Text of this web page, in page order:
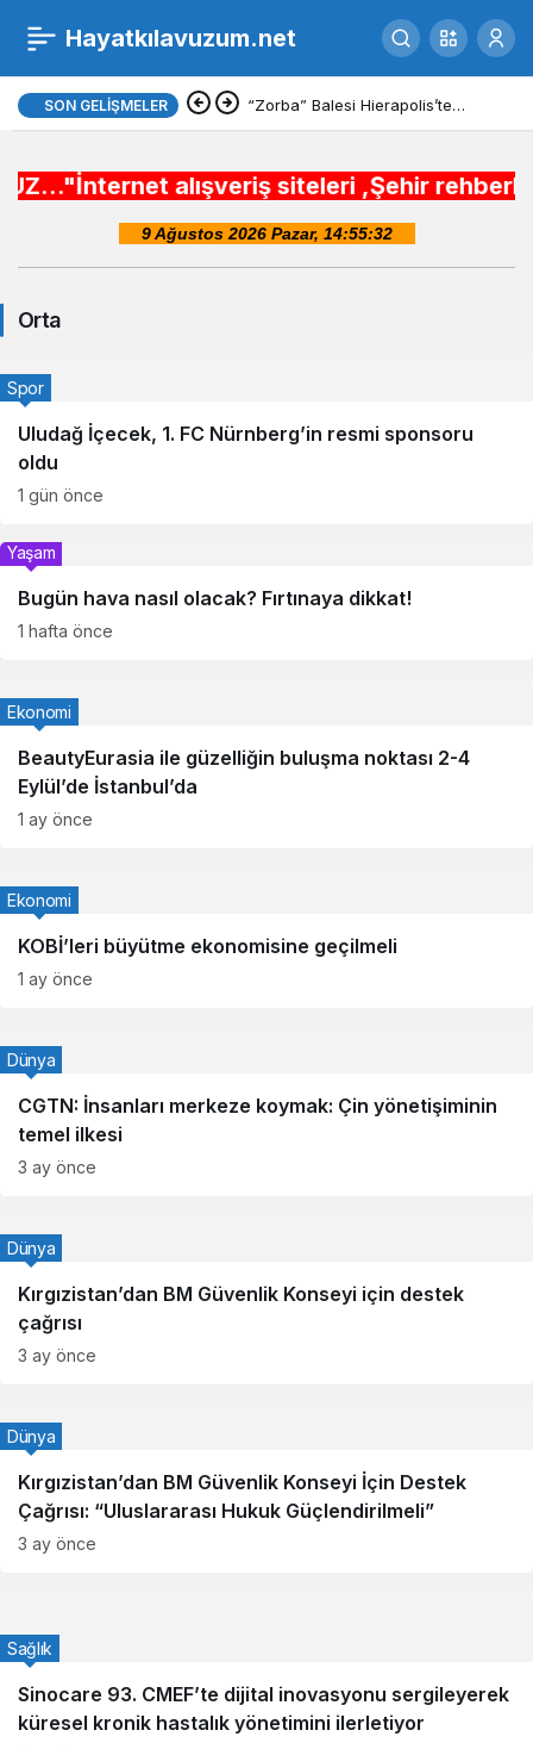
Hayatkılavuzum.net
Orta
Haberleri
SON GELIŞMELER “Zorba” Balesi Hierapolis’te
alışveriş siteleri ,Şehir
Orta
Uludağ İçecek, 1. FC Nürnberg’in resmi sponsoru
oldu
Spor
1 gün önce
Bugün hava nasıl olacak? Fırtınaya dikkat!
Yaşam
1 hafta önce
BeautyEurasia ile güzelliğin buluşma noktası 2-4
Eylül’de İstanbul’da
Ekonomi
1 ay önce
KOBİ’leri büyütme ekonomisine geçilmeli
Ekonomi
1 ay önce
CGTN: İnsanları merkeze koymak: Çin yönetişiminin
temel ilkesi
Dünya
3 ay önce
Kırgızistan’dan BM Güvenlik Konseyi için destek
çağrısı
Dünya
3 ay önce
Kırgızistan’dan BM Güvenlik Konseyi İçin Destek
Çağrısı: “Uluslararası Hukuk Güçlendirilmeli”
Dünya
3 ay önce
Sinocare 93. CMEF’te dijital inovasyonu sergileyerek
küresel kronik hastalık yönetimini ilerletiyor
Sağlık